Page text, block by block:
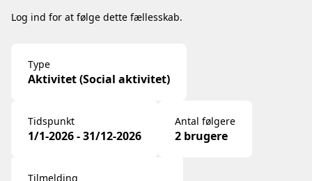
Log ind for at følge dette fællesskab.
Type
Aktivitet (Social aktivitet)
Tidspunkt
1/1-2026 - 31/12-2026
Antal følgere
2 brugere
Tilmelding